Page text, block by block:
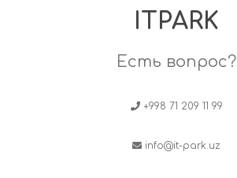
ITPARK
Есть вопрос?
+998 71 209 11 99
info@it-park.uz